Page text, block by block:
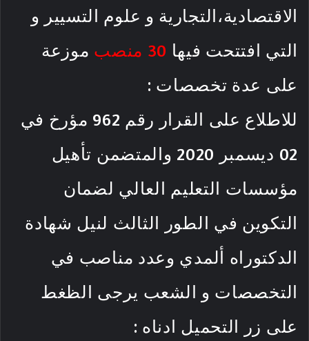
الاقتصادية،التجارية و علوم التسيير و
التي افتتحت فيها 30 منصب
موزعة
على عدة تخصصات :
للاطلاع على القرار رقم 962 مؤرخ في
02 ديسمبر 2020 والمتضمن تأهيل
مؤسسات التعليم العالي لضمان
التكوين في الطور الثالث لنيل شهادة
الدكتوراه ألمدي وعدد مناصب في
التخصصات و الشعب يرجى الظغط
على زر التحميل ادناه :